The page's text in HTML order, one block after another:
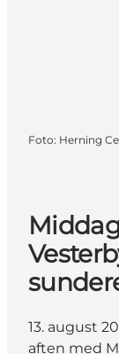
Foto: Herning
13. august
aften med